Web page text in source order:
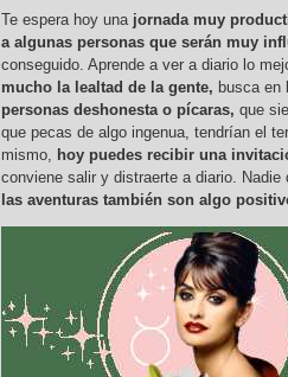
Te espera hoy una jornada muy
a algunas personas que serán muy
conseguido. Aprende a ver a diario lo
mucho la lealtad de la gente, busca en
personas deshonesta o pícaras, que
que pecas de algo ingenua, tendrían el
mismo, hoy puedes recibir una
conviene salir y distraerte a diario.
las aventuras también son algo